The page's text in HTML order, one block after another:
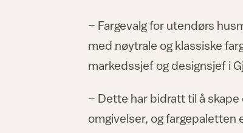
– Fargevalg for utendørs
med nøytrale og klassiske
markedssjef og designsjef i
– Dette har bidratt til å
omgivelser, og